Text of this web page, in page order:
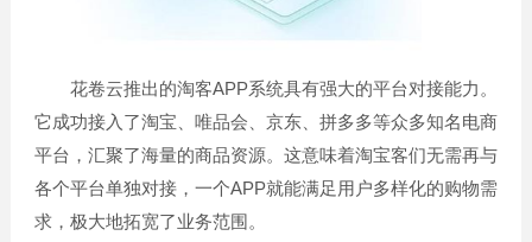
花卷云推出的淘客APP系统具有强大的平台对接能力。
它成功接入了淘宝、唯品会、京东、拼多多等众多知名电商
平台，汇聚了海量的商品资源。这意味着淘宝客们无需再与
各个平台单独对接，一个APP就能满足用户多样化的购物需
求，极大地拓宽了业务范围。